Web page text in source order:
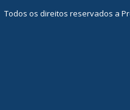
Todos os direitos